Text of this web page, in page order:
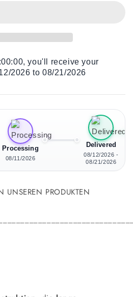
, you'll receive your
2026 to 08/21/2026
Processing
08/11/2026
Delivered
08/12/2026 -
08/21/2026
PRODUKTEN